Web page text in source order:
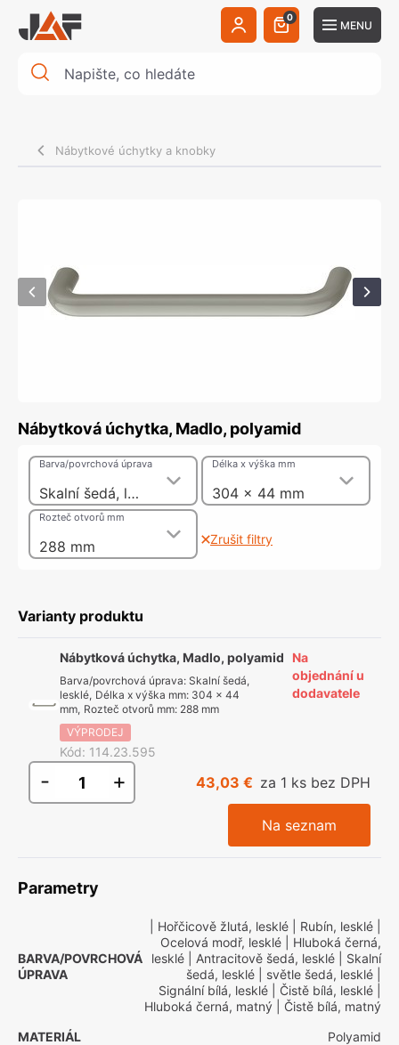
0
MENU
Nábytkové úchytky a knobky
Nábytková úchytka, Madlo, polyamid
Skalní šedá, lesklé
Barva/povrchová úprava
304 x 44 mm
Délka x výška mm
288 mm
Rozteč otvorů mm
Zrušit filtry
Varianty produktu
Nábytková úchytka, Madlo, polyamid
Barva/povrchová úprava: Skalní šedá,
lesklé, Délka x výška mm: 304 x 44
mm, Rozteč otvorů mm: 288 mm
VÝPRODEJ
Kód: 114.23.595
Na
objednání u
dodavatele
- + 43,03 € za 1 ks bez DPH
Na seznam
Parametry
BARVA/POVRCHOVÁ
ÚPRAVA
| Hořčicově žlutá, lesklé | Rubín, lesklé
Ocelová modř, lesklé | Hluboká černá,
lesklé | Antracitově šedá, lesklé | Skalní
šedá, lesklé | světle šedá, lesklé
Signální bílá, lesklé | Čistě bílá, lesklé
Hluboká černá, matný | Čistě bílá, matný
MATERIÁL
Polyamid